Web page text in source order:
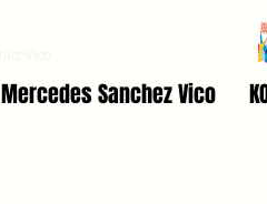
Mercedes Sanchez Vico